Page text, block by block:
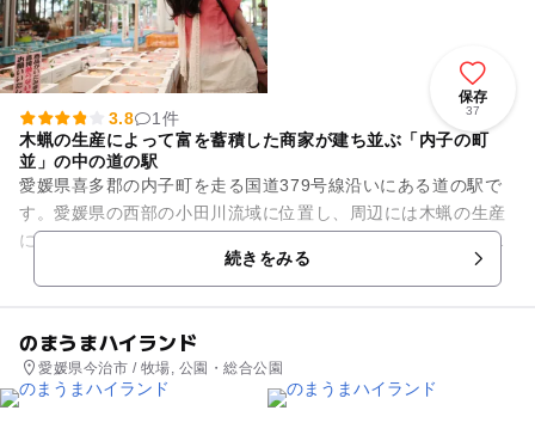
保存
37
3.8
1件
木蝋の生産によって富を蓄積した商家が建ち並ぶ「内子の町
並」の中の道の駅
愛媛県喜多郡の内子町を走る国道379号線沿いにある道の駅で
す。愛媛県の西部の小田川流域に位置し、周辺には木蝋の生産
によって富を蓄積した商家が建ち並ぶ「内子の町並」が広がり
ます。敷地内の特産物直売...続きをみる
のまうまハイランド
愛媛県今治市 / 牧場, 公園・総合公園